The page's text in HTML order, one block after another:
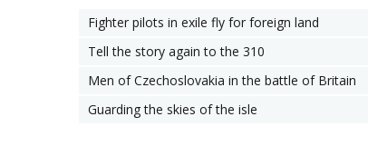
Fighter pilots in exile fly for foreign land
Tell the story again to the 310
Men of Czechoslovakia in the battle of Britain
Guarding the skies of the isle